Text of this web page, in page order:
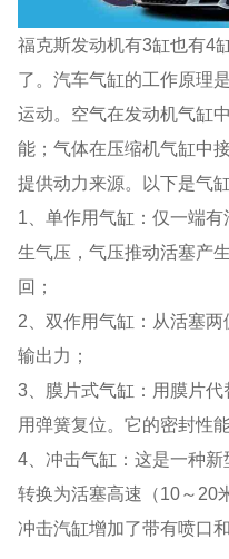
福克斯发动机有3缸也有4
了。汽车气缸的工作原理
运动。空气在发动机气缸
能；气体在压缩机气缸中
提供动力来源。以下是气
1、单作用气缸：仅一端
生气压，气压推动活塞产
回；
2、双作用气缸：从活塞
输出力；
3、膜片式气缸：用膜片代
用弹簧复位。它的密封性
4、冲击气缸：这是一种
转换为活塞高速（10～20
冲击汽缸增加了带有喷口